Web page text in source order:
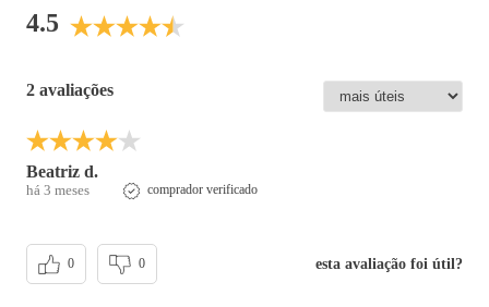
4.5
2 avaliações
Beatriz d.
há 3 meses comprador verificado
esta avaliação foi útil?
0 0